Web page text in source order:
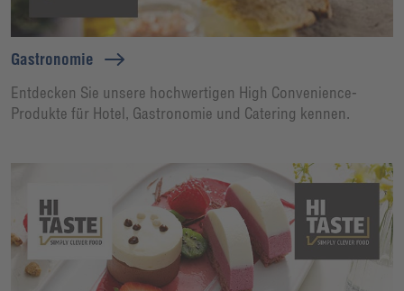
Gastronomie
Entdecken Sie unsere hochwertigen High Convenience-
Produkte für Hotel, Gastronomie und Catering kennen.